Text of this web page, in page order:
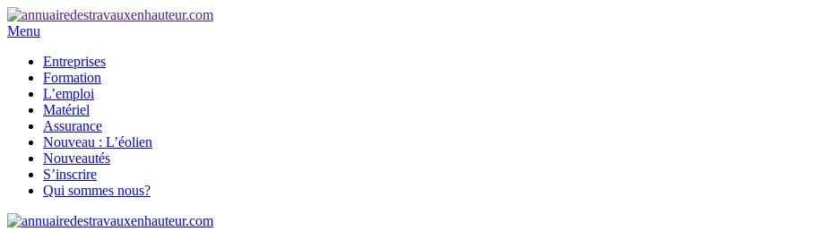
Menu
Entreprises
Formation
L’emploi
Matériel
Assurance
Nouveau : L’éolien
Nouveautés
S’inscrire
Qui sommes nous?